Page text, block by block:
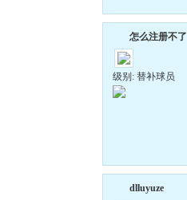
怎么注册不了
级别: 替补球员
dlluyuze